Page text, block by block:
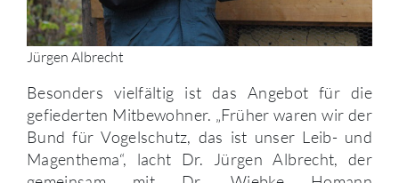
Jürgen Albrecht
Besonders vielfältig ist das Angebot für die
gefiederten Mitbewohner. „Früher waren wir der
Bund für Vogelschutz, das ist unser Leib- und
Magenthema“, lacht Dr. Jürgen Albrecht, der